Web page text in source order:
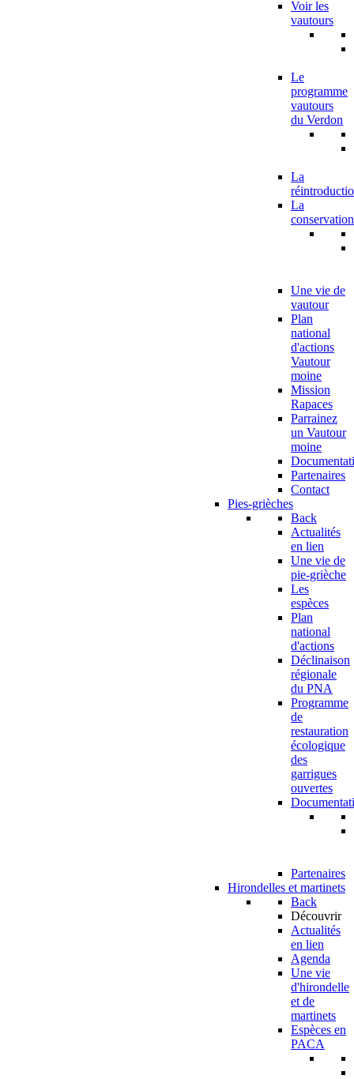
Voir les
vautours
Le
programme
vautours
du Verdon
La
La
conservation
Une vie de
vautour
Plan
national
d'actions
Vautour
moine
Mission
Rapaces
Parrainez
un Vautour
moine
Partenaires
Contact
Pies-grièches
Back
Actualités
en lien
Une vie de
pie-grièche
Les
espèces
Plan
national
d'actions
Déclinaison
régionale
du PNA
Programme
de
restauration
écologique
des
garrigues
ouvertes
Partenaires
Hirondelles et martinets
Back
Découvrir
Actualités
en lien
Agenda
Une vie
d'hirondelle
et de
martinets
Espèces en
PACA